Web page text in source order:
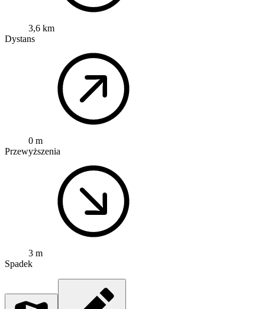
3,6 km
Dystans
0 m
Przewyższenia
3 m
Spadek